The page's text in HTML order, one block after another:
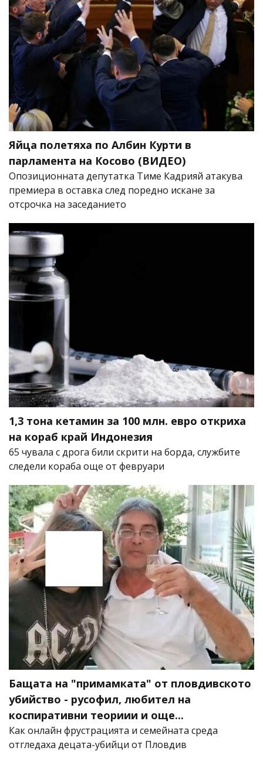
Яйца полетяха по Албин Курти в
парламента на Косово (ВИДЕО)
Опозиционната депутатка Тиме Кадрияй атакува
премиера в оставка след поредно искане за
отсрочка на заседанието
1,3 тона кетамин за 100 млн. евро откриха
на кораб край Индонезия
65 чувала с дрога били скрити на борда, службите
следели кораба още от февруари
Бащата на "примамката" от пловдивското
убийство - русофил, любител на
коспиративни теориии и още...
Как онлайн фрустрацията и семейната среда
отгледаха децата-убийци от Пловдив